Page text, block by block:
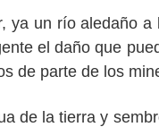
ya un río aledaño a
el daño que
de parte de los
de la tierra y